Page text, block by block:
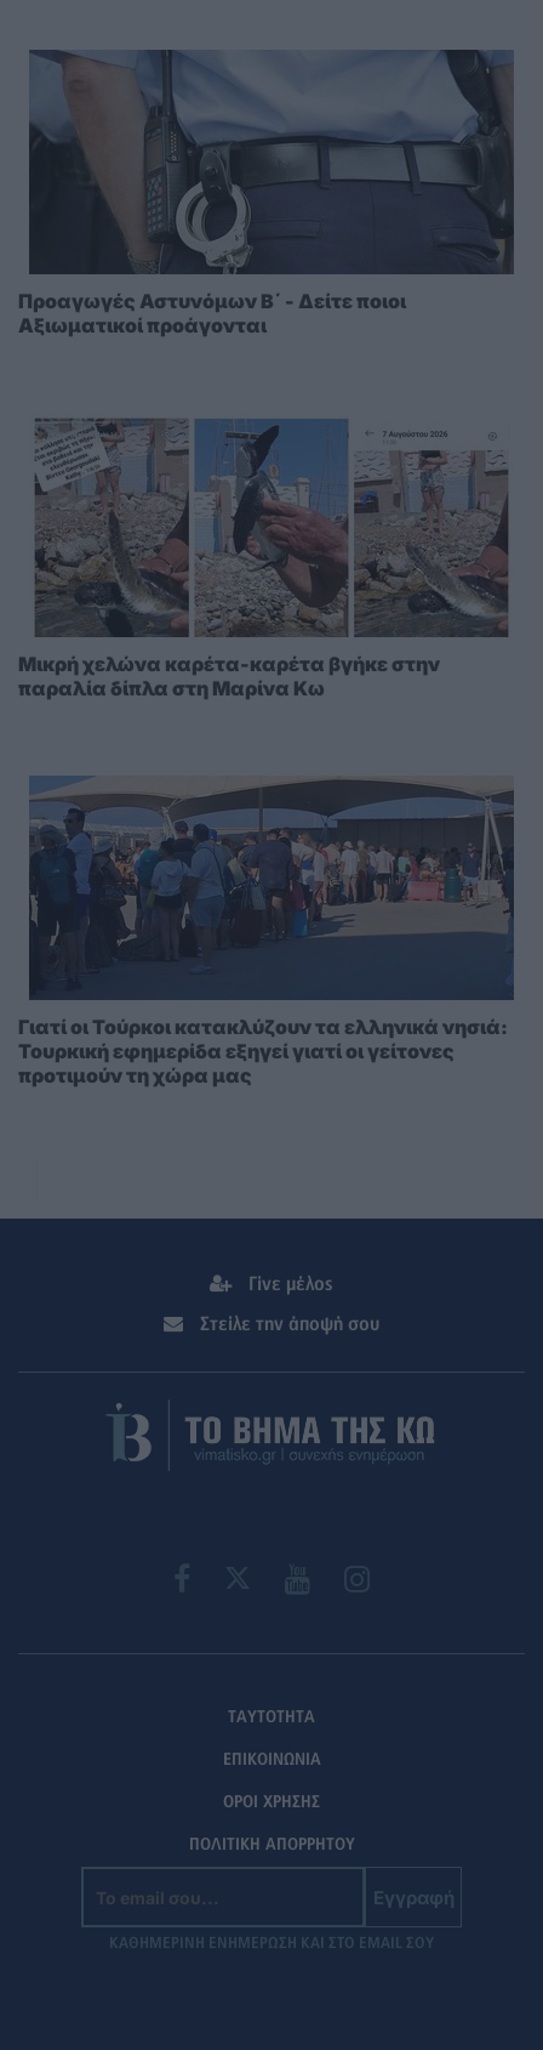
Προαγωγές Αστυνόμων Β΄ - Δείτε ποιοι
Αξιωματικοί προάγονται
Μικρή χελώνα καρέτα-καρέτα βγήκε στην
παραλία δίπλα στη Μαρίνα Κω
Γιατί οι Τούρκοι κατακλύζουν τα ελληνικά νησιά:
Τουρκική εφημερίδα εξηγεί γιατί οι γείτονες
προτιμούν τη χώρα μας
Γίνε μέλος
Στείλε την άποψή σου
ΤΑΥΤΟΤΗΤΑ
ΕΠΙΚΟΙΝΩΝΙΑ
ΟΡΟΙ ΧΡΗΣΗΣ
ΠΟΛΙΤΙΚΗ ΑΠΟΡΡΗΤΟΥ
Εγγραφή
ΚΑΘΗΜΕΡΙΝΗ ΕΝΗΜΕΡΩΣΗ ΚΑΙ ΣΤΟ EMAIL ΣΟΥ